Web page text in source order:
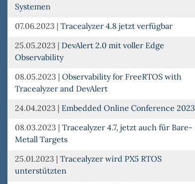
Systemen
07.06.2023 | Tracealyzer 4.8 jetzt verfügbar
25.05.2023 | DevAlert 2.0 mit voller Edge
Observability
08.05.2023 | Observability for FreeRTOS with
Tracealyzer and DevAlert
24.04.2023 | Embedded Online Conference 2023
08.03.2023 | Tracealyzer 4.7, jetzt auch für Bare-
Metall Targets
25.01.2023 | Tracealyzer wird PX5 RTOS
unterstützten